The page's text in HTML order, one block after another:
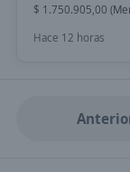
$ 1.750.905,00
Hace 12 horas